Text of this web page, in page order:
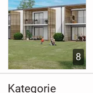
8
Kategorie